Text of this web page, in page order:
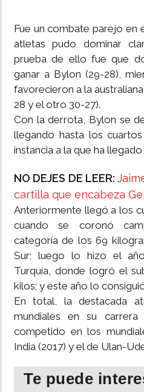
Fue un combate parejo en
atletas pudo dominar
prueba de ello fue que
ganar a Bylon (29-28),
favorecieron a la
28 y el otro 30-27).
Con la derrota, Bylon se
llegando hasta los
instancia a la que ha
NO DEJES DE LEER:
cartilla que encabeza
Anteriormente llegó a los
cuando se coronó
categoría de los 69
Sur; luego lo hizo el
Turquía, donde logró el
kilos; y este año lo
En total, la destacada
mundiales en su carrera
competido en los
India (2017) y el de Ulan-
Te puede